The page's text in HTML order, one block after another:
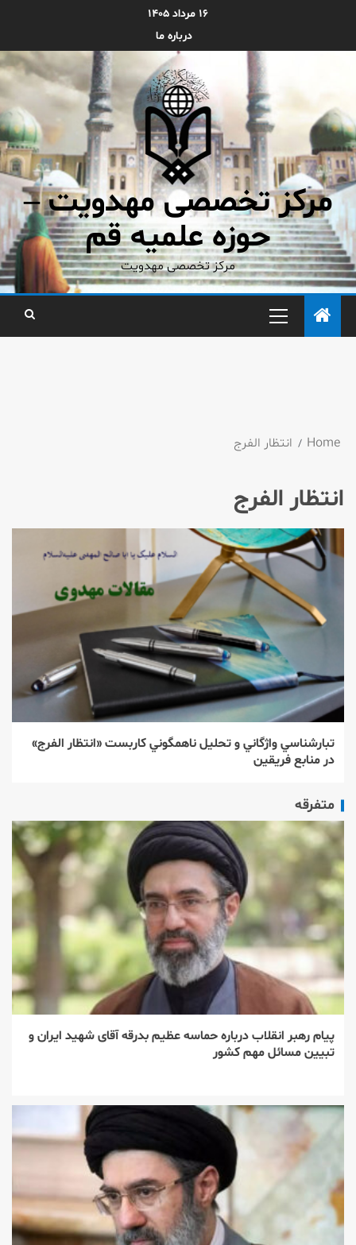
۱۶ مرداد ۱۴۰۵
درباره ما
مرکز تخصصی مهدویت –
حوزه علمیه قم
مرکز تخصصی مهدویت
Home انتظار الفرج
انتظار الفرج
تبارشناسي واژگاني و تحليل ناهمگوني كاربست «انتظار الفرج»
در منابع فريقين
متفرقه
پیام رهبر انقلاب درباره حماسه عظیم بدرقه آقای شهید ایران و
تبیین مسائل مهم کشور